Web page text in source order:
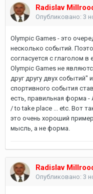
Radislav
Опубликовано: 3
Olympic Games - это
несколько событий.
согласуется с глаголом
Olympic Games не
друг другу двух событий"
спортивного события
есть, правильная форма -
/ to take place ... etc. Вот
это очень хороший
мысль, а не форма.
Radislav
Опубликовано: 3